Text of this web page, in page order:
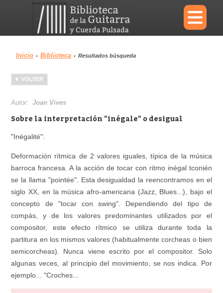
×
Menu
Biblioteca
Área personal Reproductor
Inicio › Biblioteca › Resultados búsqueda
VOLVER
Autor:Joan Vives
Sobre la interpretación "inégale" o desigual
"Inégalité":
Deformación rítmica de 2 valores iguales, típica de la música
barroca francesa. A la acción de tocar con ritmo inégal tconién
se la llama "pointée". Esta desigualdad la reencontramos en el
siglo XX, en la música afro-americana (Jazz, Blues...), bajo el
concepto de "tocar con swing". Dependiendo del tipo de
compás, y de los valores predominantes utilizados por el
compositor, este efecto rítmico se utiliza durante toda la
partitura en los mismos valores (habitualmente corcheas o bien
semicorcheas). Nunca viene escrito por el compositor. Solo
algunas veces, al principio del movimiento, se nos indica. Por
ejemplo... "Croches...